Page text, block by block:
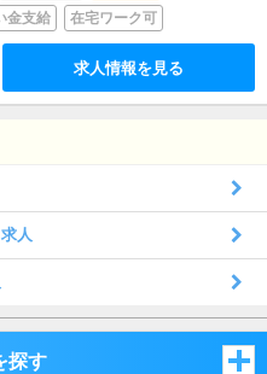
金支給 在宅ワーク可
求人情報を見る
人
探す